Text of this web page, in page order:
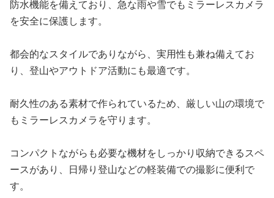
防水機能を備えており、急な雨や雪でもミラーレスカメラ
を安全に保護します。
都会的なスタイルでありながら、実用性も兼ね備えてお
り、登山やアウトドア活動にも最適です。
耐久性のある素材で作られているため、厳しい山の環境で
もミラーレスカメラを守ります。
コンパクトながらも必要な機材をしっかり収納できるスペ
ースがあり、日帰り登山などの軽装備での撮影に便利で
す。